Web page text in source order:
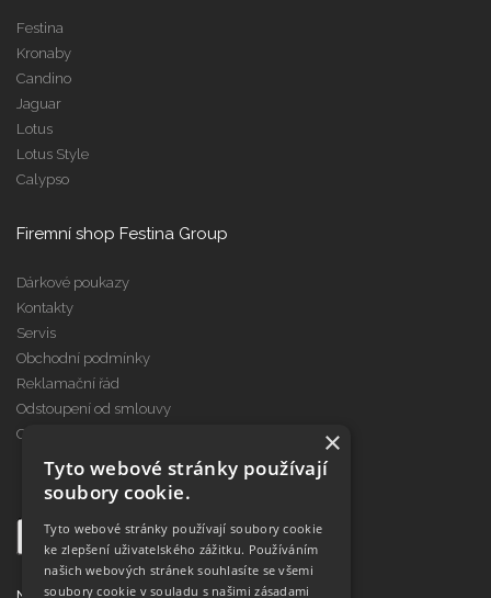
Festina
Kronaby
Candino
Jaguar
Lotus
Lotus Style
Calypso
Firemní shop Festina Group
Dárkové poukazy
Kontakty
Servis
Obchodní podmínky
Reklamační řád
Odstoupení od smlouvy
Cookies
×
Tyto webové stránky používají
soubory cookie.
Tyto webové stránky používají soubory cookie
ke zlepšení uživatelského zážitku. Používáním
našich webových stránek souhlasíte se všemi
soubory cookie v souladu s našimi zásadami